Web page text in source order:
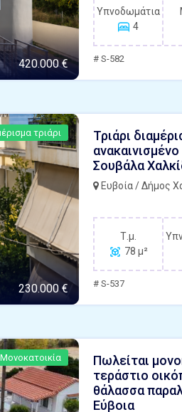
420.000 €
Υπνοδωμάτια
4
# S-582
τριάρι
230.000 €
Τριάρι
Σουβάλα
Ευβοία / Δήμος
Τ.μ.
78 μ²
# S-537
Μονοκατοικία
Πωλείται
τεράστιο
θάλασσα
Εύβοια